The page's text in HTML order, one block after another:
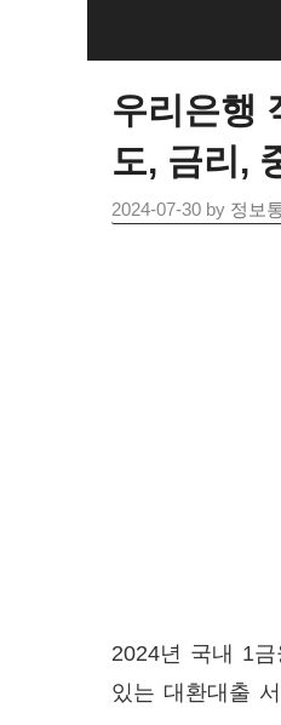
우리은행
도, 금리,
2024-07-30 by 정보
2024년 국내 1
있는 대환대출